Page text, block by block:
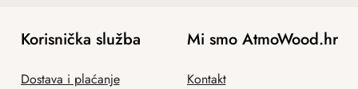
Korisnička služba
Dostava i plaćanje
Mi smo AtmoWood.hr
Kontakt